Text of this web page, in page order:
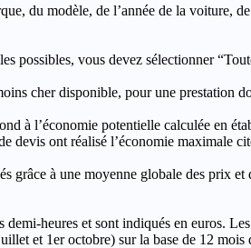
du modèle, de l’année de la voiture,
possibles, vous devez sélectionner
cher disponible, pour une prestation
l’économie potentielle calculée en
ont réalisé l’économie maximale
à une moyenne globale des prix et
heures et sont indiqués en euros.
et 1er octobre) sur la base de 12